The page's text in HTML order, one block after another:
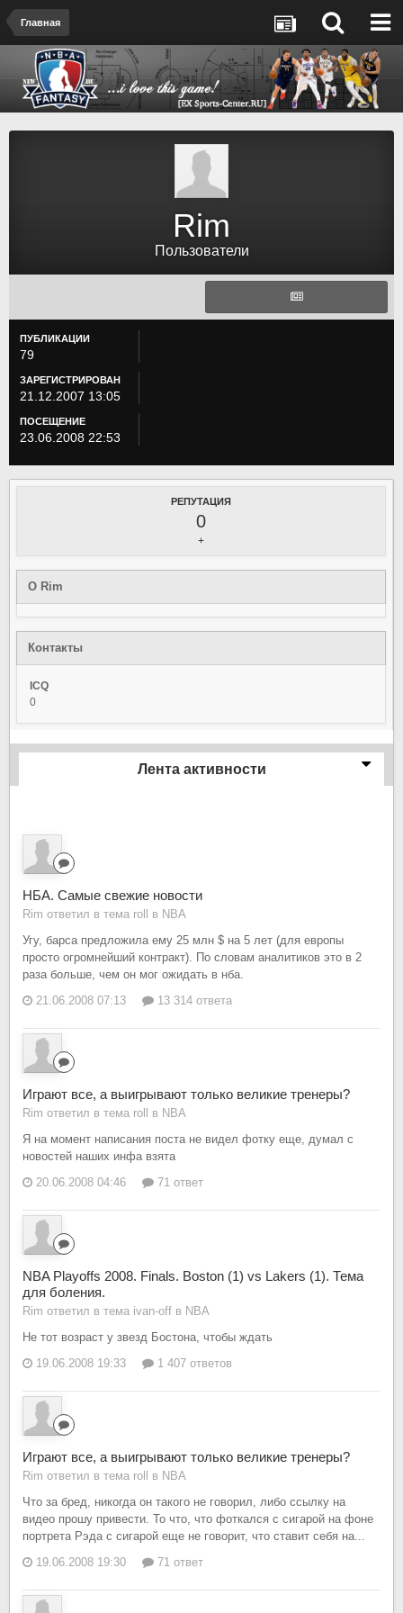
Главная
Rim
Пользователи
ПУБЛИКАЦИИ
79
ЗАРЕГИСТРИРОВАН
21.12.2007 13:05
ПОСЕЩЕНИЕ
23.06.2008 22:53
РЕПУТАЦИЯ
0
+
О Rim
Контакты
ICQ
0
Лента активности
НБА. Самые свежие новости
Rim ответил в тема roll в NBA
Угу, барса предложила ему 25 млн $ на 5 лет (для европы
просто огромнейший контракт). По словам аналитиков это в 2
раза больше, чем он мог ожидать в нба.
21.06.2008 07:13
13 314 ответа
Играют все, а выигрывают только великие тренеры?
Rim ответил в тема roll в NBA
Я на момент написания поста не видел фотку еще, думал с
новостей наших инфа взята
20.06.2008 04:46
71 ответ
NBA Playoffs 2008. Finals. Boston (1) vs Lakers (1). Тема
для боления.
Rim ответил в тема ivan-off в NBA
Не тот возраст у звезд Бостона, чтобы ждать
19.06.2008 19:33
1 407 ответов
Играют все, а выигрывают только великие тренеры?
Rim ответил в тема roll в NBA
Что за бред, никогда он такого не говорил, либо ссылку на
видео прошу привести. То что, что фоткался с сигарой на фоне
портрета Рэда с сигарой еще не говорит, что ставит себя на...
19.06.2008 19:30
71 ответ